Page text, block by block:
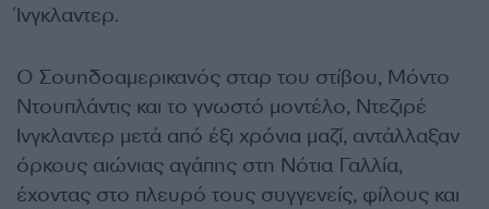
Ίνγκλαντερ.
Ο Σουηδοαμερικανός σταρ του στίβου, Μόντο
Ντουπλάντις και το γνωστό μοντέλο, Ντεζιρέ
Ινγκλαντερ μετά από έξι χρόνια μαζί, αντάλλαξαν
όρκους αιώνιας αγάπης στη Νότια Γαλλία,
έχοντας στο πλευρό τους συγγενείς, φίλους και